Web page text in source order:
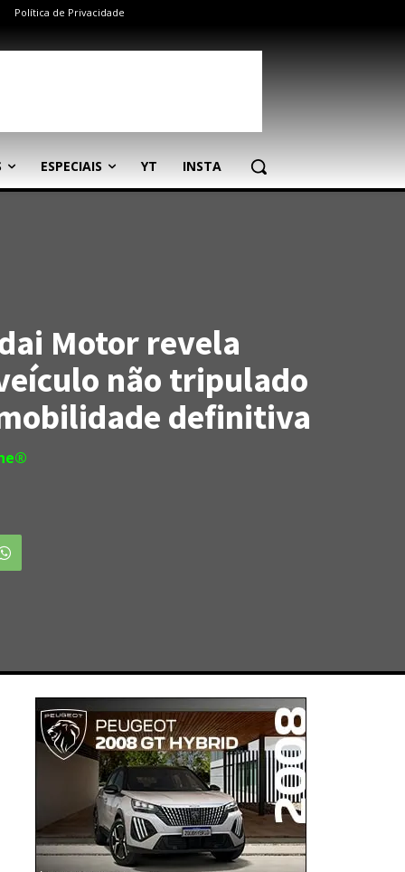
Política de Privacidade
ESPECIAIS YT INSTA
Motor revela
não tripulado
definitiva